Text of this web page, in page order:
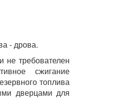
- дрова.
не требователен
сжигание
топлива
дверцами для